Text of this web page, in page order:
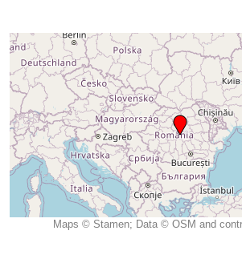
Maps © Stamen; Data © OSM and